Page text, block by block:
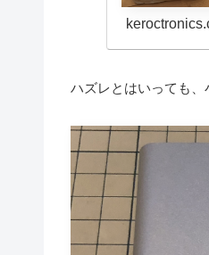
ハズレとはいっても、